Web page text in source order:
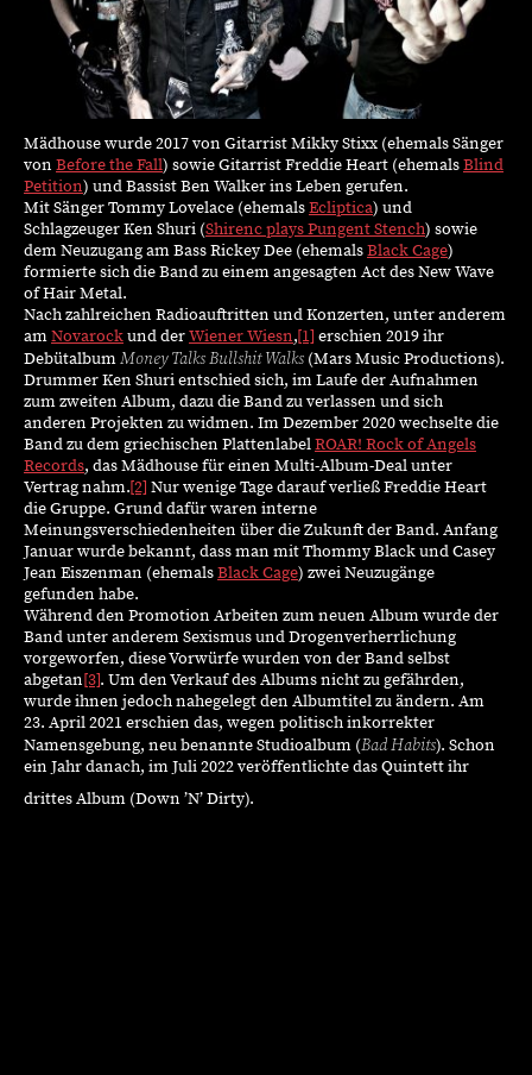
Mädhouse wurde 2017 von Gitarrist Mikky Stixx (ehemals Sänger
von Before the Fall) sowie Gitarrist Freddie Heart (ehemalsBlind
Petition) und Bassist Ben Walker ins Leben gerufen.
Mit Sänger Tommy Lovelace (ehemalsEcliptica) und
Schlagzeuger Ken Shuri (Shirenc plays Pungent Stench) sowie
dem Neuzugang am Bass Rickey Dee (ehemalsBlack Cage)
formierte sich die Band zu einem angesagten Act des New Wave
of Hair Metal.
Nach zahlreichen Radioauftritten und Konzerten, unter anderem
amNovarockund derWiener Wiesn,[1] erschien 2019 ihr
DebütalbumMoney Talks Bullshit Walks (Mars Music Productions).
Drummer Ken Shuri entschied sich, im Laufe der Aufnahmen
zum zweiten Album, dazu die Band zu verlassen und sich
anderen Projekten zu widmen. Im Dezember 2020 wechselte die
Band zu dem griechischen PlattenlabelROAR! Rock of Angels
Records, das Mädhouse für einen Multi-Album-Deal unter
Vertrag nahm.[2] Nur wenige Tage darauf verließ Freddie Heart
die Gruppe. Grund dafür waren interne
Meinungsverschiedenheiten über die Zukunft der Band. Anfang
Januar wurde bekannt, dass man mit Thommy Black und Casey
Jean Eiszenman (ehemalsBlack Cage) zwei Neuzugänge
gefunden habe.
Während den Promotion Arbeiten zum neuen Album wurde der
Band unter anderem Sexismus und Drogenverherrlichung
vorgeworfen, diese Vorwürfe wurden von der Band selbst
abgetan[3]. Um den Verkauf des Albums nicht zu gefährden,
wurde ihnen jedoch nahegelegt den Albumtitel zu ändern. Am
23. April 2021 erschien das, wegen politisch inkorrekter
Namensgebung, neu benannte Studioalbum (Bad Habits). Schon
ein Jahr danach, im Juli 2022 veröffentlichte das Quintett ihr
drittes Album (Down ’N’ Dirty).